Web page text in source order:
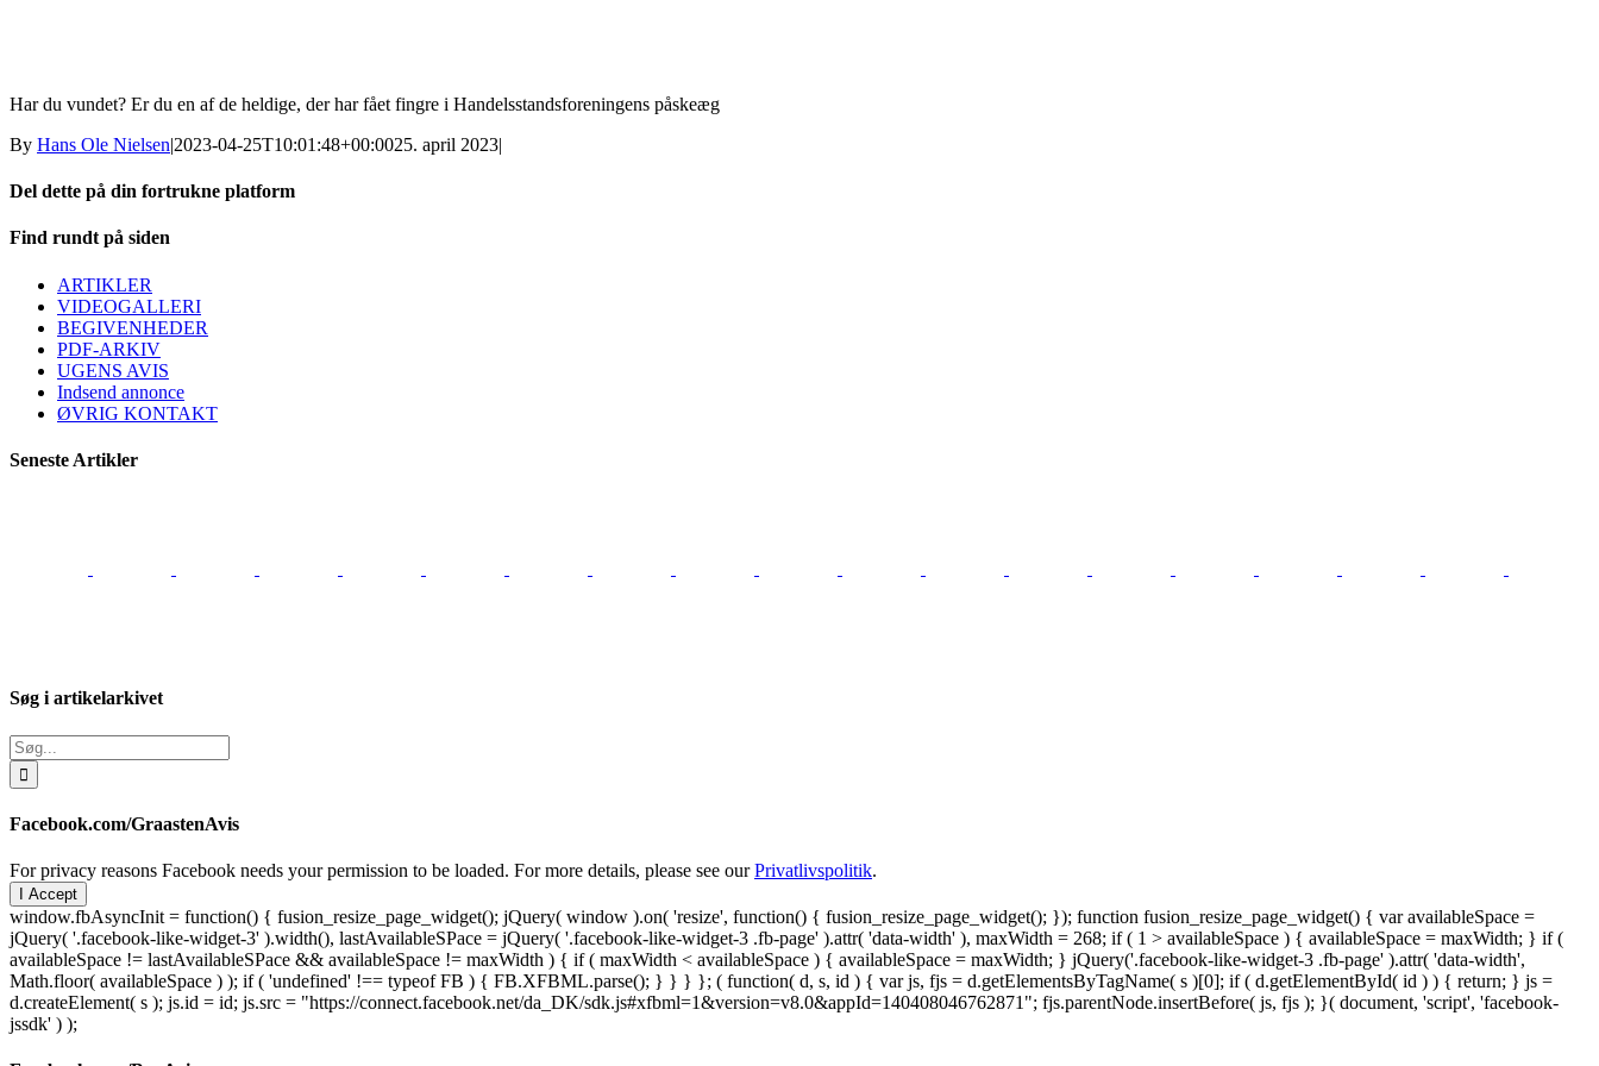
Har du vundet? Er du en af de heldige, der har fået fingre i Handelsstandsforeningens påskeæg
By Hans Ole Nielsen|2023-04-25T10:01:48+00:0025. april 2023|
Del dette på din fortrukne platform
Facebook
X
LinkedIn
E-
Find rundt på siden
ARTIKLER
VIDEOGALLERI
BEGIVENHEDER
PDF-ARKIV
UGENS AVIS
Indsend annonce
ØVRIG KONTAKT
Seneste Artikler
Søg i artikelarkivet
Søg
efter:
Facebook.com/GraastenAvis
For privacy reasons Facebook needs your permission to be loaded. For more details, please see ourPrivatlivspolitik.
I Accept
window.fbAsyncInit = function() { fusion_resize_page_widget(); jQuery( window ).on( 'resize', function() { fusion_resize_page_widget(); }); function fusion_resize_page_widget() { var availableSpace =
jQuery( '.facebook-like-widget-3' ).width(), lastAvailableSPace = jQuery( '.facebook-like-widget-3 .fb-page' ).attr( 'data-width' ), maxWidth = 268; if ( 1 > availableSpace ) { availableSpace = maxWidth; } if (
availableSpace != lastAvailableSPace && availableSpace != maxWidth ) { if ( maxWidth < availableSpace ) { availableSpace = maxWidth; } jQuery('.facebook-like-widget-3 .fb-page' ).attr( 'data-width',
Math.floor( availableSpace ) ); if ( 'undefined' !== typeof FB ) { FB.XFBML.parse(); } } } }; ( function( d, s, id ) { var js, fjs = d.getElementsByTagName( s )[0]; if ( d.getElementById( id ) ) { return; } js =
d.createElement( s ); js.id = id; js.src = "https://connect.facebook.net/da_DK/sdk.js#xfbml=1&version=v8.0&appId=140408046762871"; fjs.parentNode.insertBefore( js, fjs ); }( document, 'script', 'facebook-
jssdk' ) );